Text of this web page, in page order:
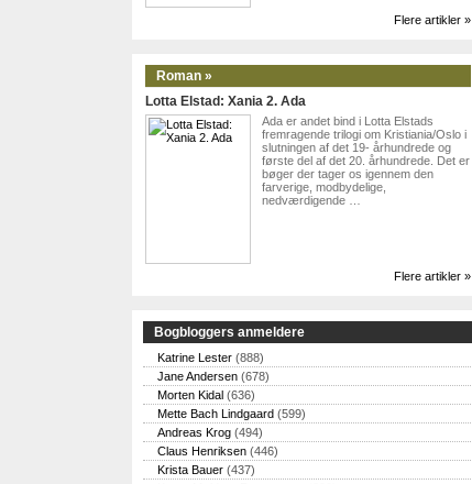
Flere artikler »
Roman »
Lotta Elstad: Xania 2. Ada
Ada er andet bind i Lotta Elstads
fremragende trilogi om Kristiania/Oslo i
slutningen af det 19- århundrede og
første del af det 20. århundrede. Det er
bøger der tager os igennem den
farverige, modbydelige,
nedværdigende …
Flere artikler »
Bogbloggers anmeldere
Katrine Lester (888)
Jane Andersen (678)
Morten Kidal (636)
Mette Bach Lindgaard (599)
Andreas Krog (494)
Claus Henriksen (446)
Krista Bauer (437)